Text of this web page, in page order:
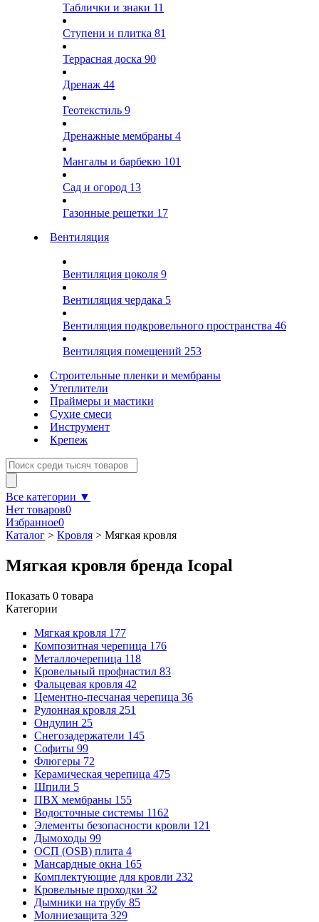
Таблички и знаки 11
Ступени и плитка 81
Террасная доска 90
Дренаж 44
Геотекстиль 9
Дренажные мембраны 4
Мангалы и барбекю 101
Сад и огород 13
Газонные решетки 17
Вентиляция
Вентиляция цоколя 9
Вентиляция чердака 5
Вентиляция подкровельного пространства 46
Вентиляция помещений 253
Строительные пленки и мембраны
Утеплители
Праймеры и мастики
Сухие смеси
Инструмент
Крепеж
Все категории ▼
Нет товаров0
Избранное0
Каталог > Кровля > Мягкая кровля
Мягкая кровля бренда Icopal
Показать 0 товара
Категории
Мягкая кровля 177
Композитная черепица 176
Металлочерепица 118
Кровельный профнастил 83
Фальцевая кровля 42
Цементно-песчаная черепица 36
Рулонная кровля 251
Ондулин 25
Снегозадержатели 145
Софиты 99
Флюгеры 72
Керамическая черепица 475
Шпили 5
ПВХ мембраны 155
Водосточные системы 1162
Элементы безопасности кровли 121
Дымоходы 99
ОСП (OSB) плита 4
Мансардные окна 165
Комплектующие для кровли 232
Кровельные проходки 32
Дымники на трубу 85
Молниезащита 329